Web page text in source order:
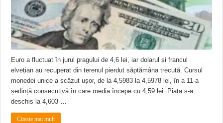
Euro a fluctuat în jurul pragului de 4,6 lei, iar dolarul și francul
elvețian au recuperat din terenul pierdut săptămâna trecută. Cursul
monedei unice a scăzut ușor, de la 4,5983 la 4,5978 lei, în a 11-a
ședință consecutivă în care media începe cu 4,59 lei. Piața s-a
deschis la 4,603 …
Citeste mai mult